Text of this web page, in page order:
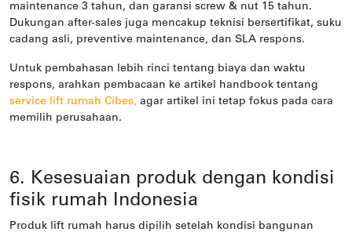
maintenance 3 tahun, dan garansi screw & nut 15 tahun.
Dukungan after-sales juga mencakup teknisi bersertifikat, suku
cadang asli, preventive maintenance, dan SLA respons.
Untuk pembahasan lebih rinci tentang biaya dan waktu
respons, arahkan pembacaan ke artikel handbook tentang
service lift rumah Cibes, agar artikel ini tetap fokus pada cara
memilih perusahaan.
6. Kesesuaian produk dengan kondisi
fisik rumah Indonesia
Produk lift rumah harus dipilih setelah kondisi bangunan